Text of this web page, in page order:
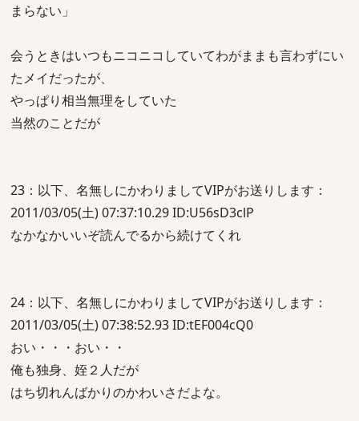
まらない」
会うときはいつもニコニコしていてわがままも言わずにい
たメイだったが、
やっぱり相当無理をしていた
当然のことだが
23：以下、名無しにかわりましてVIPがお送りします：
2011/03/05(土) 07:37:10.29 ID:U56sD3clP
なかなかいいぞ読んでるから続けてくれ
24：以下、名無しにかわりましてVIPがお送りします：
2011/03/05(土) 07:38:52.93 ID:tEF004cQ0
おい・・・おい・・
俺も独身、姪２人だが
はち切れんばかりのかわいさだよな。